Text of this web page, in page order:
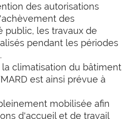
des autorisations
des
public, les travaux de
pendant les périodes
climatisation du bâtiment
est ainsi prévue à
mobilisée afin
d'accueil et de travail